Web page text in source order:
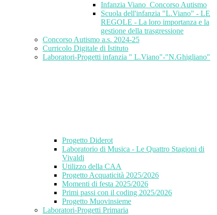
Infanzia Viano_Concorso Autismo
Scuola dell'infanzia "L.Viano" - LE
REGOLE - La loro importanza e la
gestione della trasgressione
Concorso Autismo a.s. 2024-25
Curricolo Digitale di Istituto
Laboratori-Progetti infanzia " L.Viano"-"N.Ghigliano"
Progetto Diderot
Laboratorio di Musica - Le Quattro Stagioni di
Vivaldi
Utilizzo della CAA
Progetto Acquaticità 2025/2026
Momenti di festa 2025/2026
Primi passi con il coding 2025/2026
Progetto Muovinsieme
Laboratori-Progetti Primaria